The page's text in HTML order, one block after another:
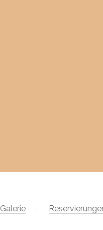
Galerie